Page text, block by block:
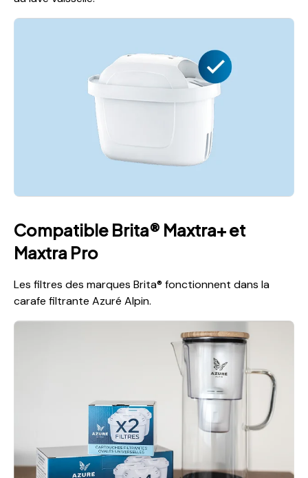
Compatible Brita® Maxtra+ et
Maxtra Pro
Les filtres des marques Brita® fonctionnent dans la
carafe filtrante Azuré Alpin.